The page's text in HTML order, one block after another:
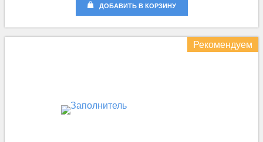
ДОБАВИТЬ В КОРЗИНУ
Рекомендуем